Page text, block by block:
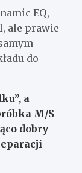
EQ,
ale prawie
do
a
M/S
dobry